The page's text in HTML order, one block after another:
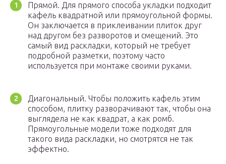
Прямой. Для прямого способа укладки подходит
кафель квадратной или прямоугольной формы.
Он заключается в приклеивании плиток друг
над другом без разворотов и смещений. Это
самый вид раскладки, который не требует
подробной разметки, поэтому часто
используется при монтаже своими руками.
Диагональный. Чтобы положить кафель этим
способом, плитку разворачивают так, чтобы она
выглядела не как квадрат, а как ромб.
Прямоугольные модели тоже подходят для
такого вида раскладки, но смотрятся не так
эффектно.